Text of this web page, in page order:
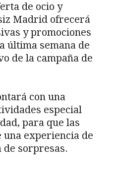
de ocio y
Madrid ofrecerá
y promociones
última semana de
de la campaña de
con una
especial
para que las
experiencia de
de sorpresas.